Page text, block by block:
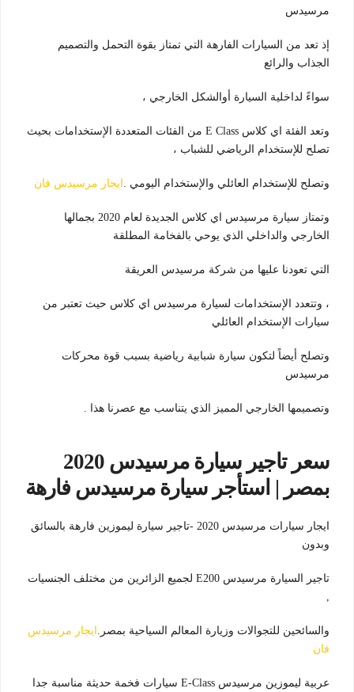
مرسيدس
إذ تعد من السيارات الفارهة التي تمتاز بقوة التحمل والتصميم
الجذاب والرائع
سواءً لداخلية السيارة أوالشكل الخارجي ،
وتعد الفئة اي كلاس E Class من الفئات المتعددة الإستخدامات بحيث
تصلح للإستخدام الرياضي للشباب ،
وتصلح للإستخدام العائلي والإستخدام اليومي . ايجار مرسيدس فان
وتمتاز سيارة مرسيدس اي كلاس الجديدة لعام 2020 بجمالها
الخارجي والداخلي الذي يوحي بالفخامة المطلقة
التي تعودنا عليها من شركة مرسيدس العريقة
، وتتعدد الإستخدامات لسيارة مرسيدس اي كلاس حيث تعتبر من
سيارات الإستخدام العائلي
وتصلح أيضاً لتكون سيارة شبابية رياضية بسبب قوة محركات
مرسيدس
وتصميمها الخارجي المميز الذي يتناسب مع عصرنا هذا .
سعر تاجير سيارة مرسيدس 2020
بمصر | استأجر سيارة مرسيدس فارهة
ايجار سيارات مرسيدس 2020 -تاجير سيارة ليموزين فارهة بالسائق
وبدون
تاجير السيارة مرسيدس E200 لجميع الزائرين من مختلف الجنسيات
,
والسائحين للتجوالات وزيارة المعالم السياحية بمصر. ايجار مرسيدس
فان
عربية ليموزين مرسيدس E-Class سيارات فخمة حديثة مناسبة جدا